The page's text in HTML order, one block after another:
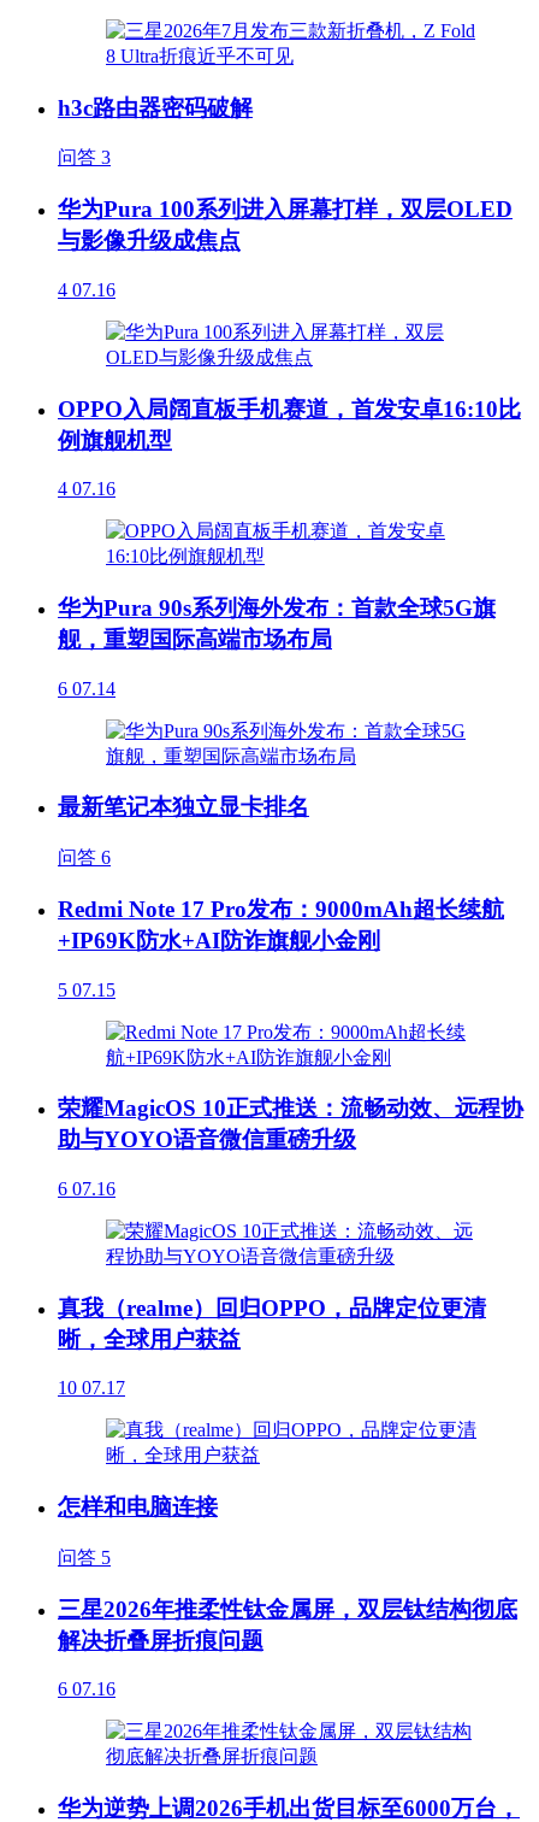
h3c路由器密码破解
问答 3
华为Pura 100系列进入屏幕打样，双层OLED
与影像升级成焦点
4 07.16
OPPO入局阔直板手机赛道，首发安卓16:10比
例旗舰机型
4 07.16
华为Pura 90s系列海外发布：首款全球5G旗
舰，重塑国际高端市场布局
6 07.14
最新笔记本独立显卡排名
问答 6
Redmi Note 17 Pro发布：9000mAh超长续航
+IP69K防水+AI防诈旗舰小金刚
5 07.15
荣耀MagicOS 10正式推送：流畅动效、远程协
助与YOYO语音微信重磅升级
6 07.16
真我（realme）回归OPPO，品牌定位更清
晰，全球用户获益
10 07.17
怎样和电脑连接
问答 5
三星2026年推柔性钛金属屏，双层钛结构彻底
解决折叠屏折痕问题
6 07.16
华为逆势上调2026手机出货目标至6000万台，